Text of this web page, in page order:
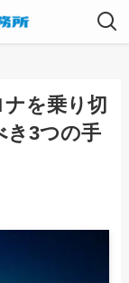
を乗り切
き3つの手